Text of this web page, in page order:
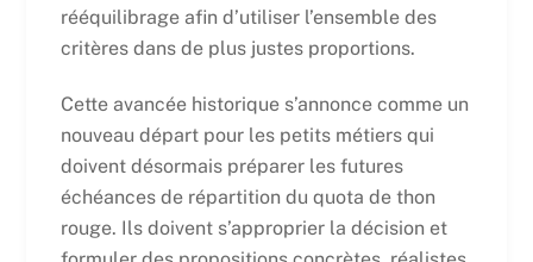
rééquilibrage afin d’utiliser l’ensemble des
critères dans de plus justes proportions.
Cette avancée historique s’annonce comme un
nouveau départ pour les petits métiers qui
doivent désormais préparer les futures
échéances de répartition du quota de thon
rouge. Ils doivent s’approprier la décision et